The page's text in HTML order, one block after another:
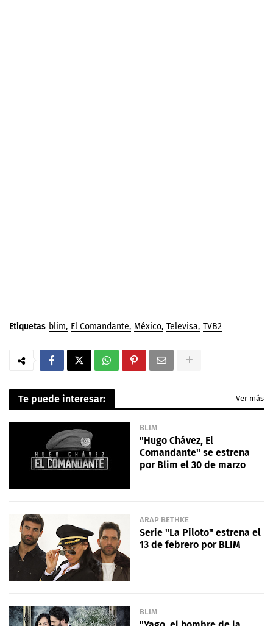
Etiquetas blim El Comandante México Televisa TVB2
Te puede interesar: Ver más
BLIM
"Hugo Chávez, El
Comandante" se estrena
por Blim el 30 de marzo
ARAP BETHKE
Serie "La Piloto" estrena el
13 de febrero por BLIM
BLIM